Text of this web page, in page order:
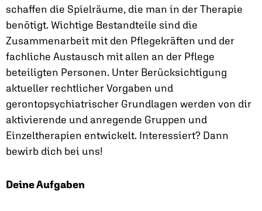
schaffen die Spielräume, die man in der Therapie
benötigt. Wichtige Bestandteile sind die
Zusammenarbeit mit den Pflegekräften und der
fachliche Austausch mit allen an der Pflege
beteiligten Personen. Unter Berücksichtigung
aktueller rechtlicher Vorgaben und
gerontopsychiatrischer Grundlagen werden von dir
aktivierende und anregende Gruppen und
Einzeltherapien entwickelt. Interessiert? Dann
bewirb dich bei uns!
Deine Aufgaben